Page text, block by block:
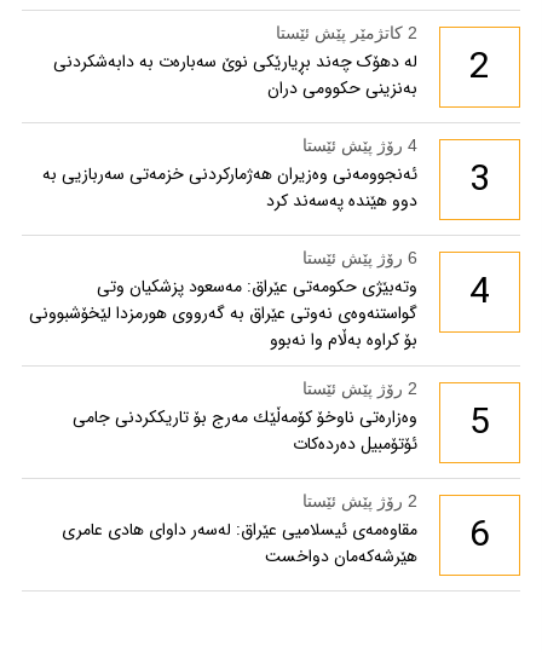
2
2 کاتژمێر پێش ئێستا
لە دهۆک چەند بڕیارێکی نوێ سەبارەت بە دابەشکردنی
بەنزینی حکوومی دران
3
4 رۆژ پێش ئێستا
ئەنجوومەنی وەزیران هەژمارکردنی خزمەتی سەربازیی بە
دوو هێندە پەسەند کرد
4
6 رۆژ پێش ئێستا
وتەبێژی حکومەتی عێراق: مەسعود پزشكیان وتی
گواستنەوەی نەوتی عێراق بە گەرووی هورمزدا لێخۆشبوونی
بۆ كراوە بەڵام وا نەبوو
5
2 رۆژ پێش ئێستا
وەزارەتی ناوخۆ كۆمەڵێك مەرج بۆ تاریككردنی جامی
ئۆتۆمبیل دەردەكات
6
2 رۆژ پێش ئێستا
مقاوەمەی ئیسلامیی عێراق: لەسەر داوای هادی عامری
هێرشەکەمان دواخست